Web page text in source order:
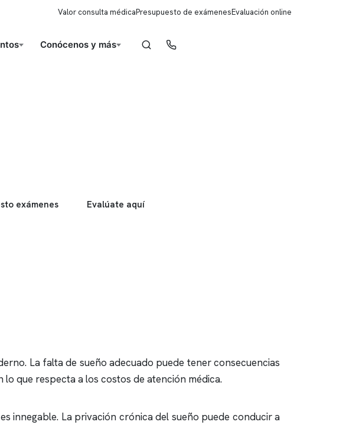
Valor consulta médicaPresupuesto de exámenesEvaluación online
Conócenos y más
exámenes Evalúate aquí
La falta de sueño adecuado puede tener consecuencias
que respecta a los costos de atención médica.
innegable. La privación crónica del sueño puede conducir a